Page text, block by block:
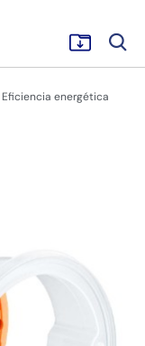
Eficiencia energética